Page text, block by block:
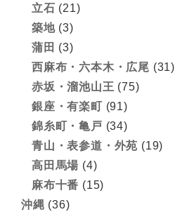
立石 (21)
築地(3)
蒲田 (3)
西麻布・六本木・広尾 (31)
赤坂・溜池山王 (75)
銀座・有楽町 (91)
錦糸町・亀戸 (34)
青山・表参道・外苑 (19)
高田馬場 (4)
麻布十番 (15)
沖縄 (36)